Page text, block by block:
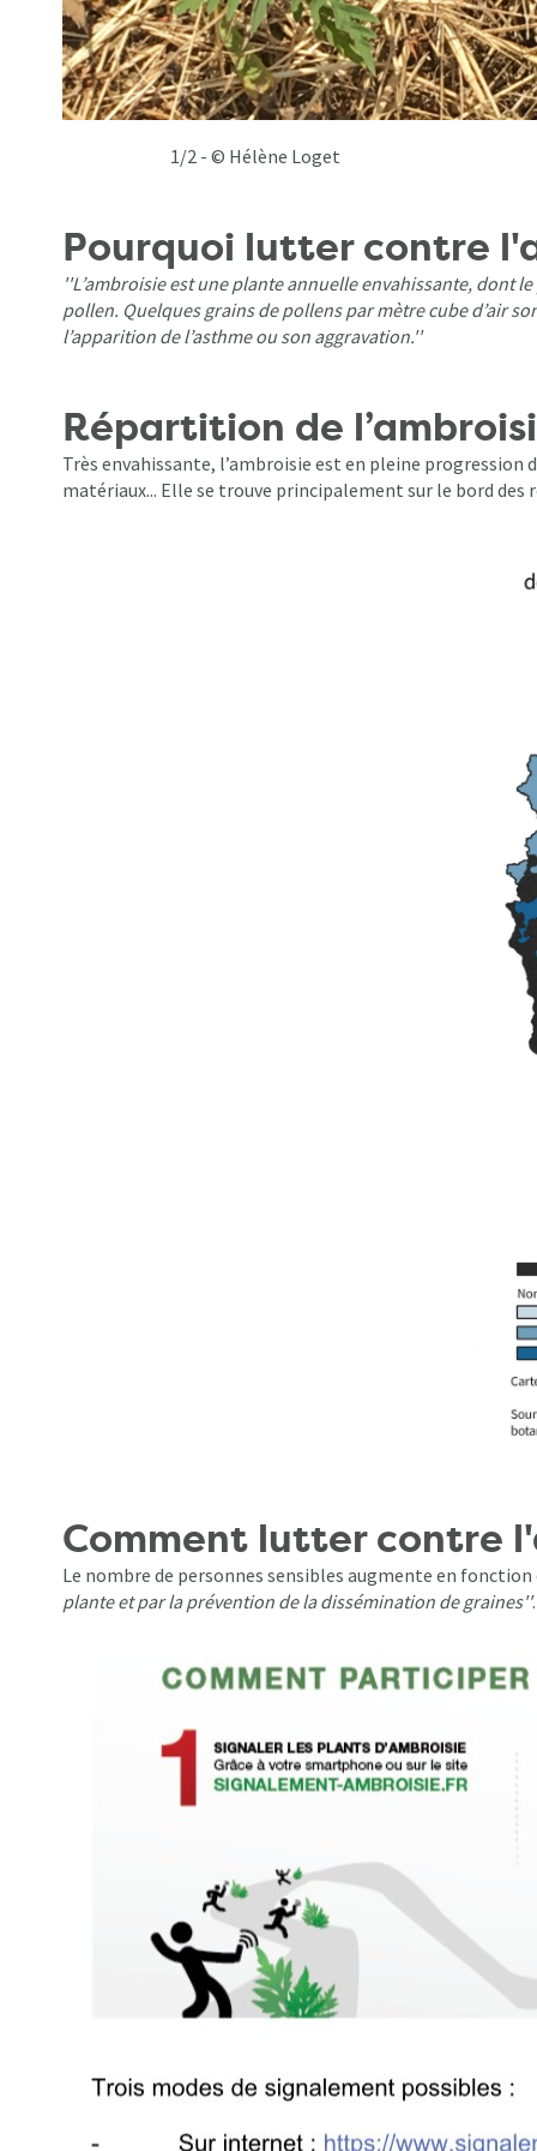
1/2 - © Hélène Loget 2/2 -
Pourquoi lutter contre
''L’ambroisie est une plante annuelle envahissante, dont
pollen. Quelques grains de pollens par mètre cube d’air
l’apparition de l’asthme ou son aggravation.''
Répartition de
Très envahissante, l’ambroisie est en pleine
matériaux... Elle se trouve principalement sur le bord des
Comment lutter contre
Le nombre de personnes sensibles augmente en
plante et par la prévention de la dissémination de graines''.